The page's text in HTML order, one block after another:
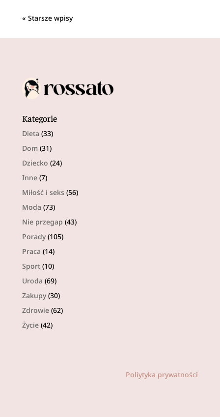
« Starsze wpisy
Kategorie
Dieta (33)
Dom (31)
Dziecko (24)
Inne(7)
Miłość i seks (56)
Moda (73)
Nie przegap (43)
Porady(105)
Praca (14)
Sport(10)
Uroda (69)
Zakupy(30)
Zdrowie(62)
Życie(42)
Poliytyka prywatności